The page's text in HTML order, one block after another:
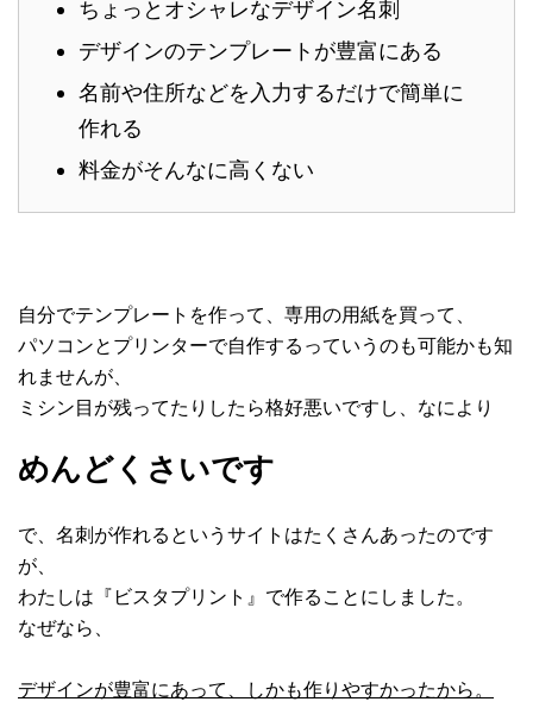
ちょっとオシャレなデザイン名刺
デザインのテンプレートが豊富にある
名前や住所などを入力するだけで簡単に
作れる
料金がそんなに高くない
自分でテンプレートを作って、専用の用紙を買って、
パソコンとプリンターで自作するっていうのも可能かも知
れませんが、
ミシン目が残ってたりしたら格好悪いですし、なにより
めんどくさいです
で、名刺が作れるというサイトはたくさんあったのです
が、
わたしは『ビスタプリント』で作ることにしました。
なぜなら、
デザインが豊富にあって、しかも作りやすかったから。